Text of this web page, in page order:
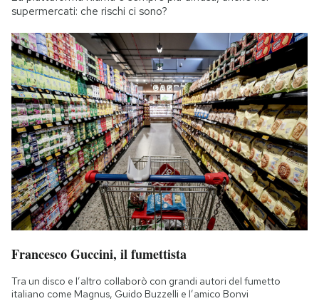
supermercati: che rischi ci sono?
Francesco Guccini, il fumettista
Tra un disco e l’altro collaborò con grandi autori del fumetto
italiano come Magnus, Guido Buzzelli e l’amico Bonvi